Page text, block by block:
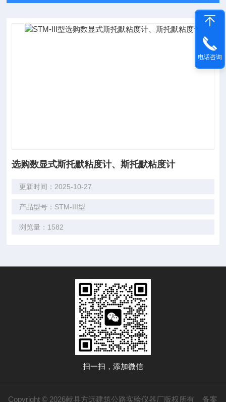
选购数显式斯托默粘度计、斯托默粘度计
更新时间：2025-10-27
产品型号：STM-III型
浏览量：1582
扫一扫，添加微信
Copyright © 2026献县方远建筑公路实验仪器厂版权所有 备案
电话咨询